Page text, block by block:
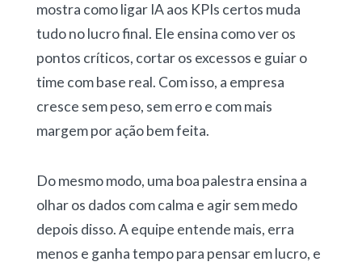
mostra como ligar IA aos KPIs certos muda
tudo no lucro final. Ele ensina como ver os
pontos críticos, cortar os excessos e guiar o
time com base real. Com isso, a empresa
cresce sem peso, sem erro e com mais
margem por ação bem feita.
Do mesmo modo, uma boa palestra ensina a
olhar os dados com calma e agir sem medo
depois disso. A equipe entende mais, erra
menos e ganha tempo para pensar em lucro, e